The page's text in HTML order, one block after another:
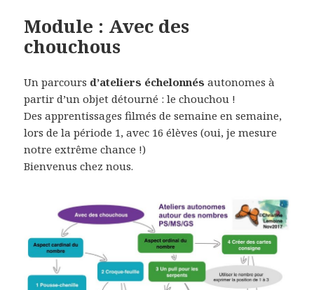
Module : Avec des
chouchous
Un parcours d’ateliers échelonnésautonomes à
partir d’un objet détourné : le chouchou !
Des apprentissages filmés de semaine en semaine,
lors de la période 1, avec 16 élèves (oui, je mesure
notre extrême chance !)
Bienvenus chez nous.